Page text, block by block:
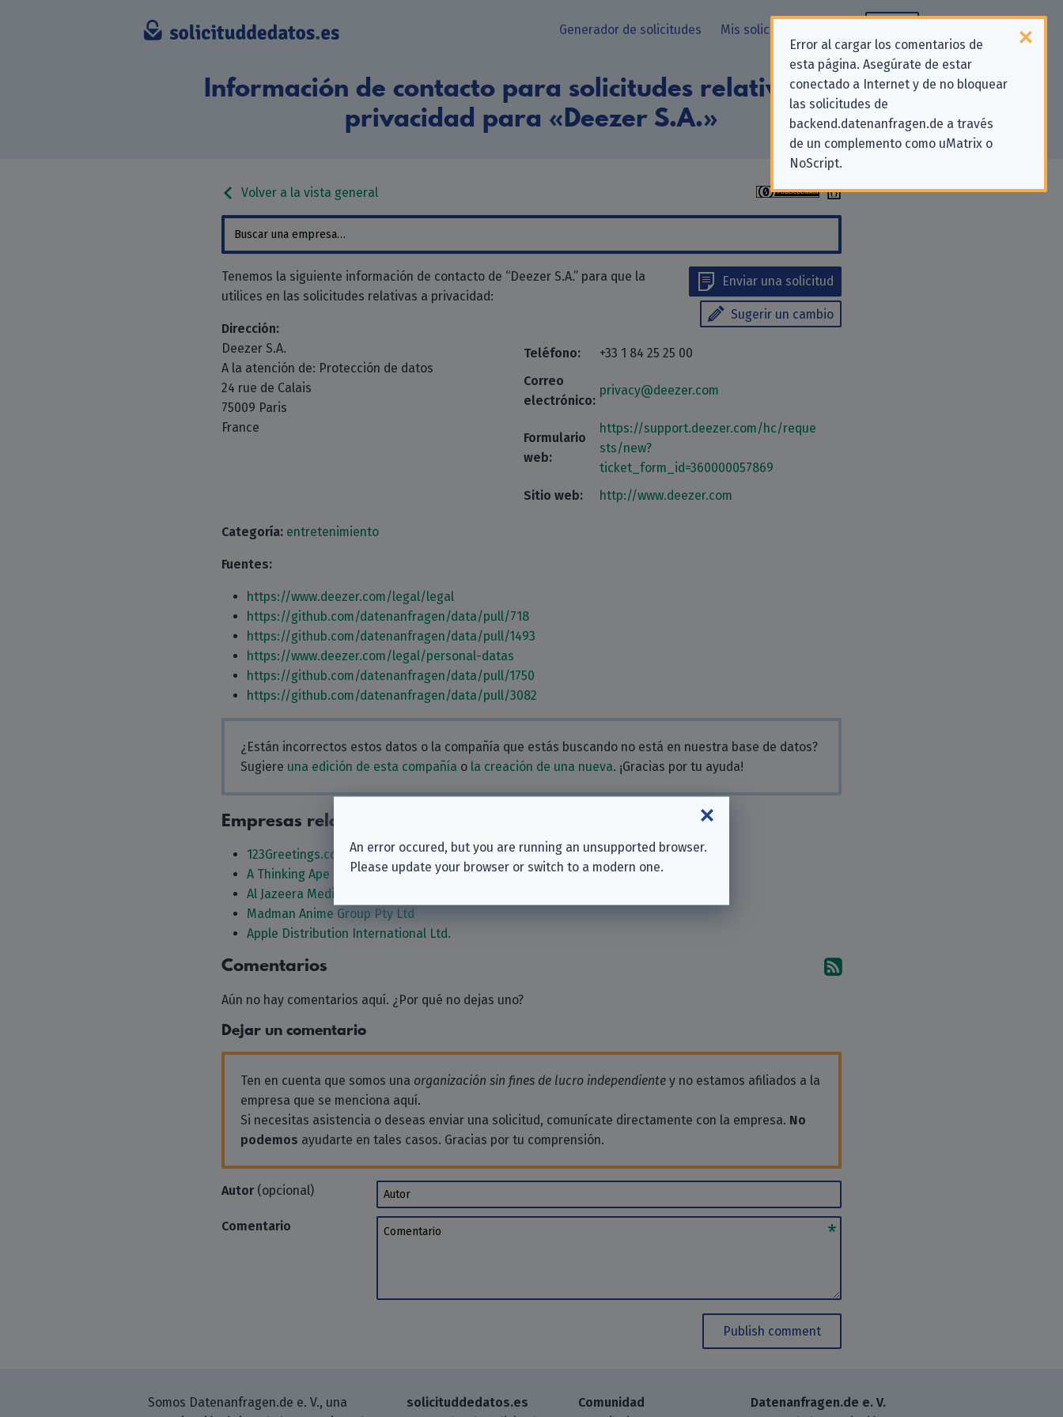
Error al cargar los comentarios de
esta página. Asegúrate de estar
conectado a Internet y de no bloquear
las solicitudes de
backend.datenanfragen.de a través
de un complemento como uMatrix o
NoScript.
Generador de solicitudes Mis solicitudes
Información de contacto para solicitudes relativas a la
privacidad para «Deezer S.A.»
Volver a la vista general
Enviar una solicitud
Sugerir un cambio
Tenemos la siguiente información de contacto de “Deezer S.A.” para que la
utilices en las solicitudes relativas a privacidad:
Dirección:
Deezer S.A.
A la atención de: Protección de datos
24 rue de Calais
75009 Paris
France
Teléfono:
+33 1 84 25 25 00
Correo
electrónico:
privacy@deezer.com
Formulario
web:
https://support.deezer.com/hc/reque
sts/new?
ticket_form_id=360000057869
Sitio web:
http://www.deezer.com
Categoría: entretenimiento
Fuentes:
https://www.deezer.com/legal/legal
https://github.com/datenanfragen/data/pull/718
https://github.com/datenanfragen/data/pull/1493
https://www.deezer.com/legal/personal-datas
https://github.com/datenanfragen/data/pull/1750
https://github.com/datenanfragen/data/pull/3082
¿Están incorrectos estos datos o la compañía que estás buscando no está en nuestra base de datos?
Sugiere una edición de esta compañía o la creación de una nueva. ¡Gracias por tu ayuda!
Empresas relacionadas
123Greetings.com Inc.
A Thinking Ape Entertainment Ltd.
Al Jazeera Media Network
Madman Anime Group Pty Ltd
Apple Distribution International Ltd.
Comentarios Suscríbete a los
Aún no hay comentarios aquí. ¿Por qué no dejas uno?
Dejar un comentario
Ten en cuenta que somos una organización sin fines de lucro independiente y no estamos afiliados a la
empresa que se menciona aquí.
Si necesitas asistencia o deseas enviar una solicitud, comunícate directamente con la empresa. No
podemos ayudarte en tales casos. Gracias por tu comprensión.
Autor(opcional) Autor
Comentario Comentario
Publish comment
Somos Datenanfragen.de e. V., una
solicituddedatos.es
Comunidad
Datenanfragen.de e. V.
An error occured, but you are running an unsupported browser.
Please update your browser or switch to a modern one.